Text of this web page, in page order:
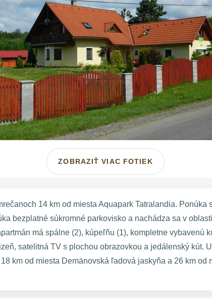
ZOBRAZIŤ VIAC FOTIEK
14 km od miesta Aquapark Tatralandia.
bezplatné súkromné parkovisko a nachádza sa v
má spálne (2), kúpeľňu (1), kompletne vybavenú
satelitná TV s plochou obrazovkou a jedálenský kút.
km od miesta Demänovská ľadová jaskyňa a 26 km